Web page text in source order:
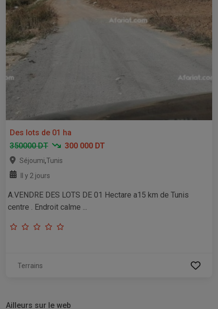
Des lots de 01 ha
350000 DT
300 000 DT
Séjoumi,Tunis
Il y 2 jours
A.VENDRE DES LOTS DE 01 Hectare a15 km de Tunis
centre . Endroit calme ...
Terrains
Ailleurs sur le web